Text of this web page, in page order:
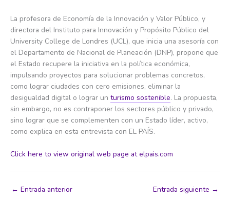
La profesora de Economía de la Innovación y Valor Público, y
directora del Instituto para Innovación y Propósito Público del
University College de Londres (UCL), que inicia una asesoría con
el Departamento de Nacional de Planeación (DNP), propone que
el Estado recupere la iniciativa en la política económica,
impulsando proyectos para solucionar problemas concretos,
como lograr ciudades con cero emisiones, eliminar la
desigualdad digital o lograr un turismo sostenible. La propuesta,
sin embargo, no es contraponer los sectores público y privado,
sino lograr que se complementen con un Estado líder, activo,
como explica en esta entrevista con EL PAÍS.
Click here to view original web page at elpais.com
← Entrada anterior Entrada siguiente →